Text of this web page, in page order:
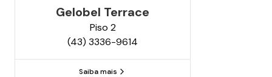
Gelobel Terrace
Piso 2
(43) 3336-9614
Saiba mais